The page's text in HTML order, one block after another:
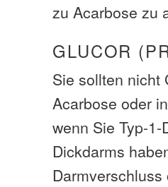
zu Acarbose zu
GLUCOR
Sie sollten nicht
Acarbose oder
wenn Sie Typ-
Dickdarms